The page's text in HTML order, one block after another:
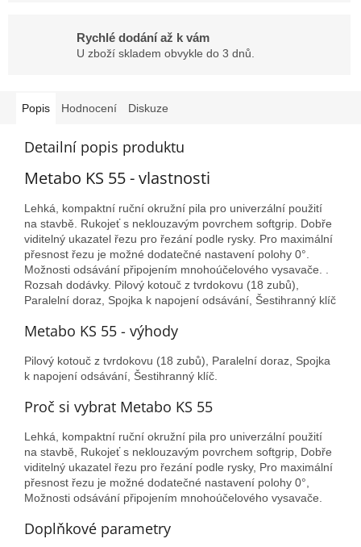
Rychlé dodání až k vám
U zboží skladem obvykle do 3 dnů.
Popis Hodnocení Diskuze
Detailní popis produktu
Metabo KS 55 - vlastnosti
Lehká, kompaktní ruční okružní pila pro univerzální použití
na stavbě. Rukojeť s neklouzavým povrchem softgrip. Dobře
viditelný ukazatel řezu pro řezání podle rysky. Pro maximální
přesnost řezu je možné dodatečné nastavení polohy 0°.
Možnosti odsávání připojením mnohoúčelového vysavače. .
Rozsah dodávky. Pilový kotouč z tvrdokovu (18 zubů),
Paralelní doraz, Spojka k napojení odsávání, Šestihranný klíč
Metabo KS 55 - výhody
Pilový kotouč z tvrdokovu (18 zubů), Paralelní doraz, Spojka
k napojení odsávání, Šestihranný klíč.
Proč si vybrat Metabo KS 55
Lehká, kompaktní ruční okružní pila pro univerzální použití
na stavbě, Rukojeť s neklouzavým povrchem softgrip, Dobře
viditelný ukazatel řezu pro řezání podle rysky, Pro maximální
přesnost řezu je možné dodatečné nastavení polohy 0°,
Možnosti odsávání připojením mnohoúčelového vysavače.
Doplňkové parametry